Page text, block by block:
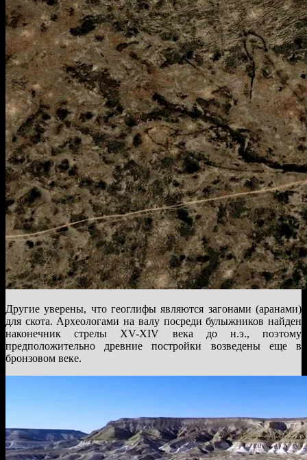
Другие уверены, что геоглифы являются загонами (аранами)
для скота. Археологами на валу посреди булыжников найден
наконечник стрелы XV-XIV века до н.э., поэтому
предположительно древние постройки возведены еще в
бронзовом веке.